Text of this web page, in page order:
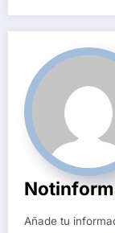
Añade tu